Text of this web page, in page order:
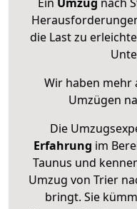
die Last zu
Wir haben mehr
Umzügen
Die
Erfahrung im
Taunus und
Umzug von Trier
bringt. Sie